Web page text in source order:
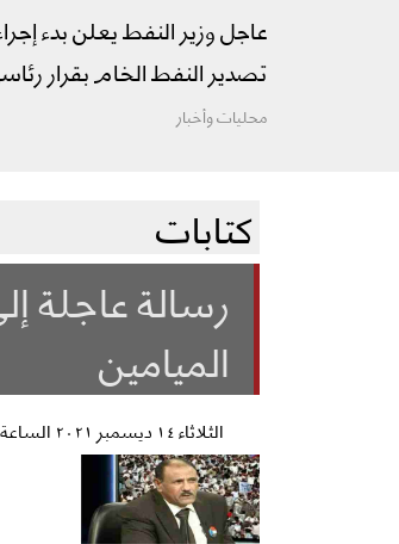
عاجل وزير النفط يعلن بدء
تصدير النفط الخام بقرار
محليات وأخبار
كتابات
رسالة عاجلة
الميامين
الثلاثاء ١٤ ديسمبر ٢٠٢١ الساعة ٠٨:٠٩ صباحاً